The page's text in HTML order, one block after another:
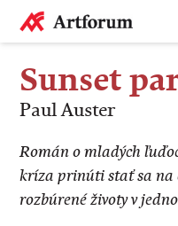
Sunset
Paul Auster
Román o mladých
kríza prinúti stať sa na
rozbúrené životy v